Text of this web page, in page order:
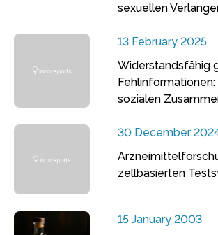
sexuellen
13 February 2025
Widerstandsfähig
sozialen
30 December
zellbasierten
15 January 2003